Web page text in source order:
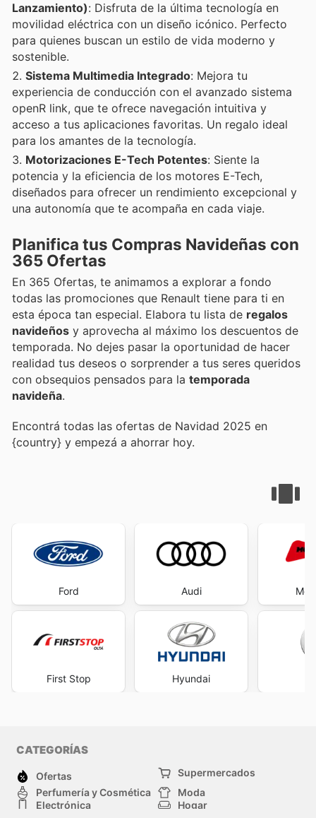
Lanzamiento): Disfruta de la última tecnología en
movilidad eléctrica con un diseño icónico. Perfecto
para quienes buscan un estilo de vida moderno y
sostenible.
Sistema Multimedia Integrado: Mejora tu
experiencia de conducción con el avanzado sistema
openR link, que te ofrece navegación intuitiva y
acceso a tus aplicaciones favoritas. Un regalo ideal
para los amantes de la tecnología.
Motorizaciones E-Tech Potentes: Siente la
potencia y la eficiencia de los motores E-Tech,
diseñados para ofrecer un rendimiento excepcional y
una autonomía que te acompaña en cada viaje.
Planifica tus Compras Navideñas con
365 Ofertas
En 365 Ofertas, te animamos a explorar a fondo
todas las promociones que Renault tiene para ti en
esta época tan especial. Elabora tu lista de regalos
navideños y aprovecha al máximo los descuentos de
temporada. No dejes pasar la oportunidad de hacer
realidad tus deseos o sorprender a tus seres queridos
con obsequios pensados para la temporada
navideña.
Encontrá todas las ofertas de Navidad 2025 en
{country} y empezá a ahorrar hoy.
Ford
First Stop
Audi
Hyundai
CATEGORÍAS
Ofertas
Supermercados
Perfumería y Cosmética
Moda
Electrónica
Hogar